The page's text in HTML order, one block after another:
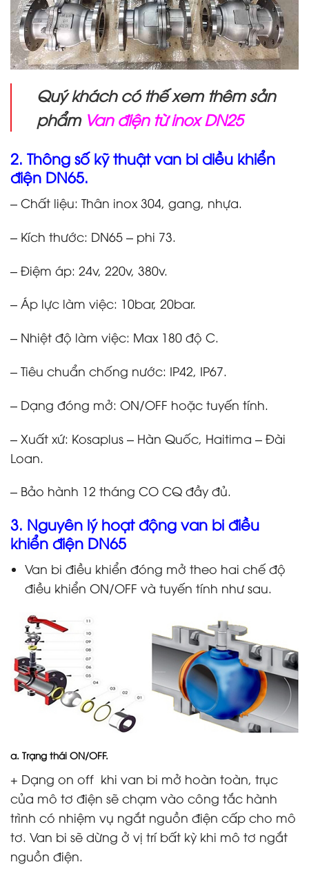
Quý khách có thế xem thêm sản
phẩmVan điện từ inox DN25
2. Thông số kỹ thuật van bi diều khiển
điện DN65.
– Chất liệu: Thân inox 304, gang, nhựa.
– Kích thước: DN65 – phi 73.
– Điệm áp: 24v, 220v, 380v.
– Áp lực làm việc: 10bar, 20bar.
– Nhiệt độ làm việc: Max 180 độ C.
– Tiêu chuẩn chống nước: IP42, IP67.
– Dạng đóng mở: ON/OFF hoặc tuyến tính.
– Xuất xứ: Kosaplus – Hàn Quốc, Haitima – Đài
Loan.
– Bảo hành 12 tháng CO CQ đầy đủ.
3. Nguyên lý hoạt động van bi điều
khiển điện DN65
Van bi điều khiển đóng mở theo hai chế độ
điều khiển ON/OFF và tuyến tính như sau.
a. Trạng thái ON/OFF.
+ Dạng on off khi van bi mở hoàn toàn, trục
của mô tơ điện sẽ chạm vào công tắc hành
trình có nhiệm vụ ngắt nguồn điện cấp cho mô
tơ. Van bi sẽ dừng ở vị trí bất kỳ khi mô tơ ngắt
nguồn điện.